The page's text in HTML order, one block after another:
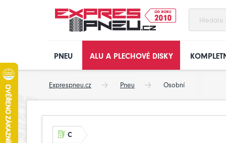
PNEU ALU A PLECHOVÉ DISKY
Exprespneu.cz Pneu Osobní
C